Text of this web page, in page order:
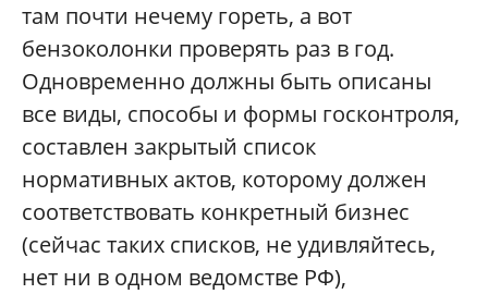
там почти нечему гореть, а вот
бензоколонки проверять раз в год.
Одновременно должны быть описаны
все виды, способы и формы госконтроля,
составлен закрытый список
нормативных актов, которому должен
соответствовать конкретный бизнес
(сейчас таких списков, не удивляйтесь,
нет ни в одном ведомстве РФ),